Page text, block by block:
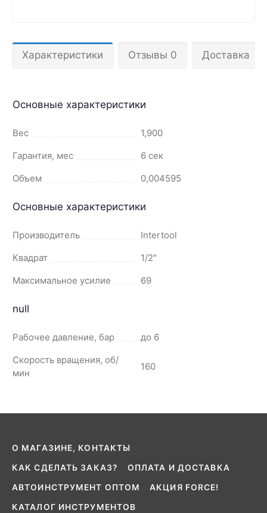
Характеристики Отзывы 0 Доставка
Основные характеристики
Вес
1,900
Гарантия, мес
6 сек
Объем
0,004595
Основные характеристики
Производитель
Intertool
Квадрат
1/2"
Максимальное усилие
69
null
Рабочее давление, бар
до 6
Скорость вращения, об/
мин
160
О МАГАЗИНЕ, КОНТАКТЫ
КАК СДЕЛАТЬ ЗАКАЗ? ОПЛАТА И ДОСТАВКА
АВТОИНСТРУМЕНТ ОПТОМ АКЦИЯ FORCE!
КАТАЛОГ ИНСТРУМЕНТОВ